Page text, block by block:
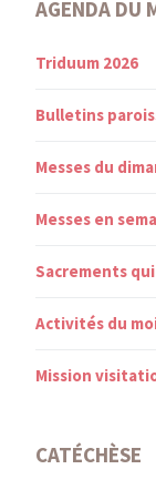
AGENDA DU
Triduum 2026
Bulletins
Messes du
Messes en
Sacrements
Activités du
Mission
CATÉCHÈSE